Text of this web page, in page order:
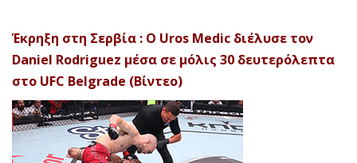
Έκρηξη στη Σερβία : Ο Uros Medic διέλυσε τον
Daniel Rodriguez μέσα σε μόλις 30 δευτερόλεπτα
στο UFC Belgrade (Βίντεο)